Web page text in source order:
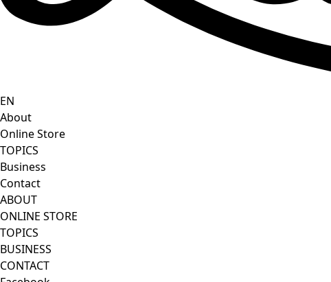
EN
About
Online Store
TOPICS
Business
Contact
ABOUT
ONLINE STORE
TOPICS
BUSINESS
CONTACT